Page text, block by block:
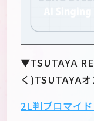
▼TSUTAYA
く)TSUTAYA
2L判ブロマイ